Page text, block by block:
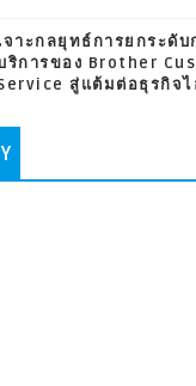
จาะกลยุทธ์การยกระดับ
ริการของ Brother
สู่แต้มต่อธุรกิจ